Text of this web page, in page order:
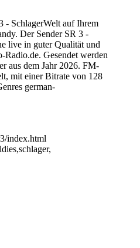
- SchlagerWelt auf Ihrem
Der Sender SR 3 -
live in guter Qualität und
Radio.de. Gesendet werden
aus dem Jahr 2026. FM-
mit einer Bitrate von 128
german-
index.html